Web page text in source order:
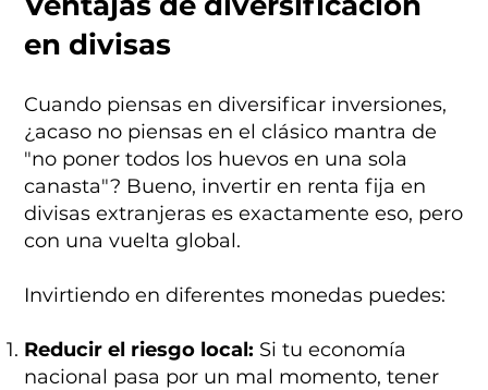
en divisas
Cuando piensas en diversificar inversiones,
¿acaso no piensas en el clásico mantra de
"no poner todos los huevos en una sola
canasta"? Bueno, invertir en renta fija en
divisas extranjeras es exactamente eso, pero
con una vuelta global.
Invirtiendo en diferentes monedas puedes:
Reducir el riesgo local: Si tu economía
nacional pasa por un mal momento, tener